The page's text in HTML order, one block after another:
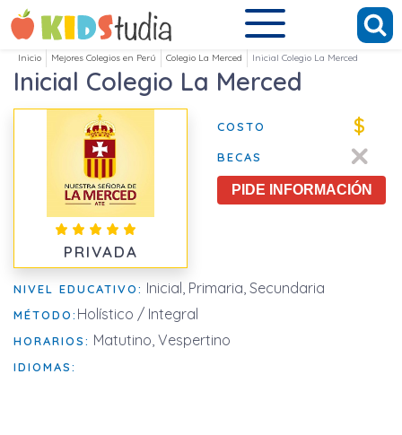
Inicio Mejores Colegios en Perú Colegio La Merced Inicial Colegio La Merced
Inicial Colegio La Merced
PRIVADA
COSTO $
BECAS
PIDE INFORMACIÓN
NIVEL EDUCATIVO: Inicial, Primaria, Secundaria
MÉTODO: Holístico / Integral
HORARIOS: Matutino, Vespertino
IDIOMAS: